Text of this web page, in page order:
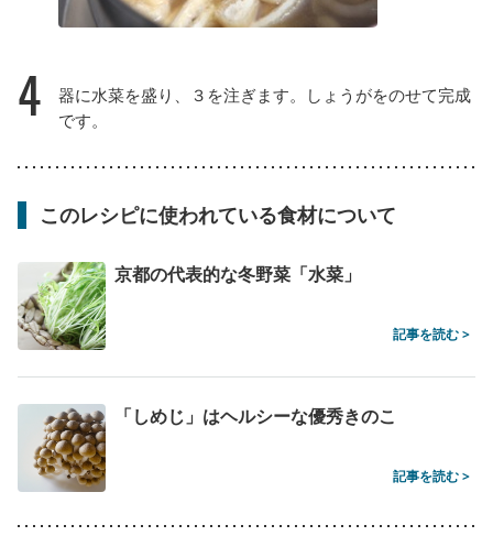
4
器に水菜を盛り、３を注ぎます。しょうがをのせて完成
です。
このレシピに使われている食材について
京都の代表的な冬野菜「水菜」
記事を読む >
「しめじ」はヘルシーな優秀きのこ
記事を読む >